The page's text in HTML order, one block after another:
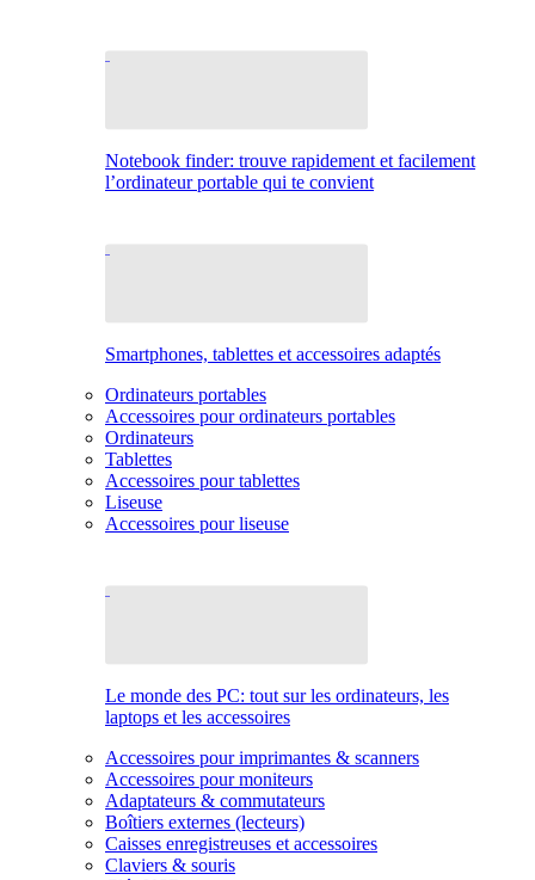
Notebook finder: trouve rapidement et facilement
l’ordinateur portable qui te convient
Smartphones, tablettes et accessoires adaptés
Ordinateurs portables
Accessoires pour ordinateurs portables
Ordinateurs
Tablettes
Accessoires pour tablettes
Liseuse
Accessoires pour liseuse
Le monde des PC: tout sur les ordinateurs, les
laptops et les accessoires
Accessoires pour imprimantes & scanners
Accessoires pour moniteurs
Adaptateurs & commutateurs
Boîtiers externes (lecteurs)
Caisses enregistreuses et accessoires
Claviers & souris